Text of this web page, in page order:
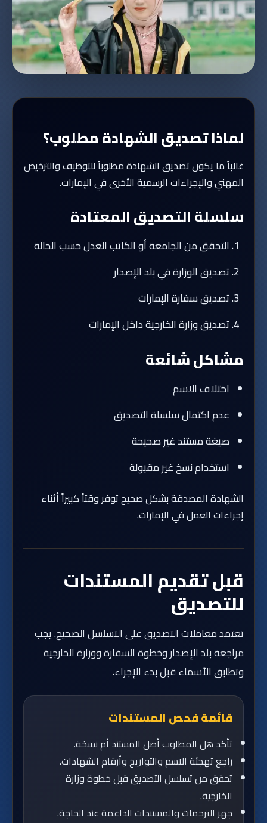
لماذا تصديق الشهادة مطلوب؟
غالباً ما يكون تصديق الشهادة مطلوباً للتوظيف والترخيص
المهني والإجراءات الرسمية الأخرى في الإمارات.
سلسلة التصديق المعتادة
التحقق من الجامعة أو الكاتب العدل حسب الحالة
تصديق الوزارة في بلد الإصدار
تصديق سفارة الإمارات
تصديق وزارة الخارجية داخل الإمارات
مشاكل شائعة
اختلاف الاسم
عدم اكتمال سلسلة التصديق
صيغة مستند غير صحيحة
استخدام نسخ غير مقبولة
الشهادة المصدقة بشكل صحيح توفر وقتاً كبيراً أثناء
إجراءات العمل في الإمارات.
قبل تقديم المستندات
للتصديق
تعتمد معاملات التصديق على التسلسل الصحيح. يجب
مراجعة بلد الإصدار وخطوة السفارة ووزارة الخارجية
وتطابق الأسماء قبل بدء الإجراء.
قائمة فحص المستندات
تأكد هل المطلوب أصل المستند أم نسخة.
راجع تهجئة الاسم والتواريخ وأرقام الشهادات.
تحقق من تسلسل التصديق قبل خطوة وزارة
الخارجية.
جهز الترجمات والمستندات الداعمة عند الحاجة.